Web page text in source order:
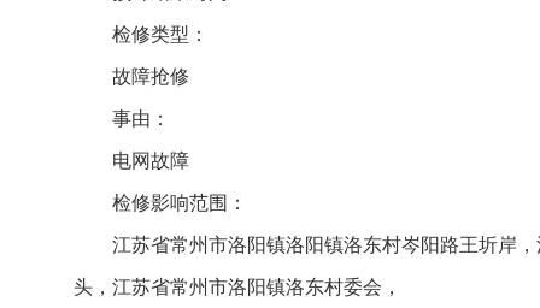
检修类型：
故障抢修
事由：
电网故障
检修影响范围：
江苏省常州市洛阳镇洛阳镇洛东村岑阳路王圻岸
头，江苏省常州市洛阳镇洛东村委会，